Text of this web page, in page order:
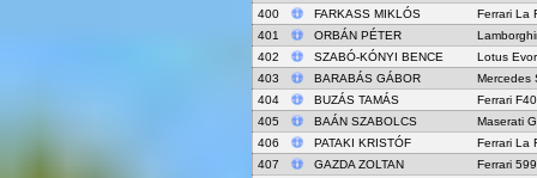
400
FARKASS MIKLÓS
Ferrari La
401
ORBÁN PÉTER
402
SZABÓ-KÓNYI BENCE
Lotus
403
BARABÁS GÁBOR
Mercedes
404
BUZÁS TAMÁS
Ferrari
405
BAÁN SZABOLCS
Maserati
406
PATAKI KRISTÓF
Ferrari La
407
GAZDA ZOLTAN
Ferrari